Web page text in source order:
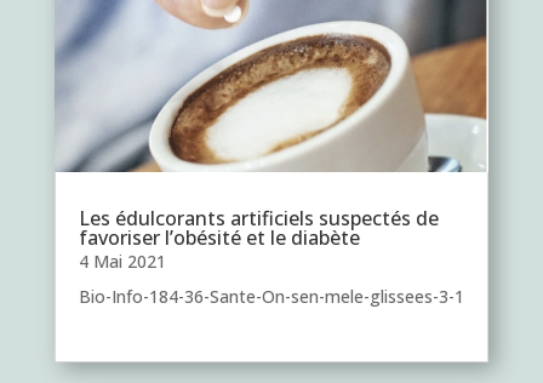
Les édulcorants artificiels suspectés de
favoriser l’obésité et le diabète
4 Mai 2021
Bio-Info-184-36-Sante-On-sen-mele-glissees-3-1